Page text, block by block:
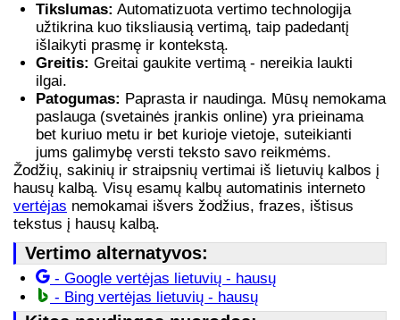
Tikslumas: Automatizuota vertimo technologija
užtikrina kuo tiksliausią vertimą, taip padedantį
išlaikyti prasmę ir kontekstą.
Greitis: Greitai gaukite vertimą - nereikia laukti
ilgai.
Patogumas: Paprasta ir naudinga. Mūsų nemokama
paslauga (svetainės įrankis online) yra prieinama
bet kuriuo metu ir bet kurioje vietoje, suteikianti
jums galimybę versti teksto savo reikmėms.
Žodžių, sakinių ir straipsnių vertimai iš lietuvių kalbos į
hausų kalbą. Visų esamų kalbų automatinis interneto
vertėjas nemokamai išvers žodžius, frazes, ištisus
tekstus į hausų kalbą.
Vertimo alternatyvos:
- Google vertėjas lietuvių - hausų
- Bing vertėjas lietuvių - hausų